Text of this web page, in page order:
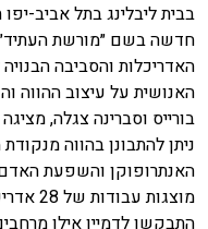
חדשה בשם ״מורשת
האדריכלות והסביבה
האנושית על עיצוב ההווה
בורייס וסברינה צגלה,
ניתן להתבונן בהווה
האנתרופוקן והשפעת
התבקשו לדמיין אילו